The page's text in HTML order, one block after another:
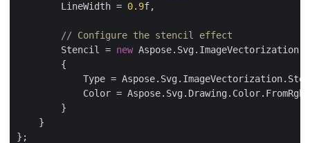
        LineWidth =
0.9f,
// Configure the stencil effect
        Stencil =
new
        {
Type =
            Color = Aspose.Svg.Drawing.Color.FromRgb(
        }
    }
};